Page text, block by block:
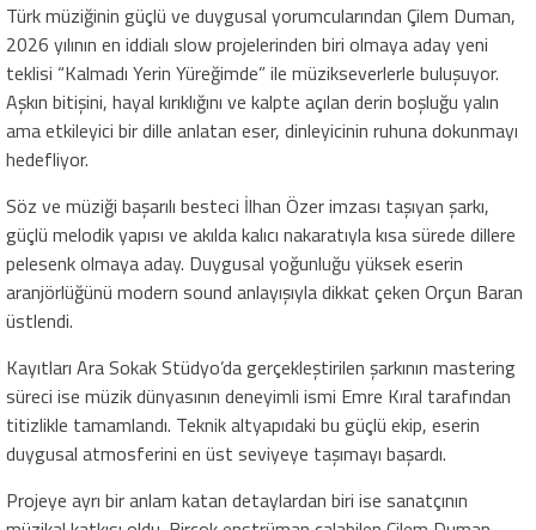
Türk müziğinin güçlü ve duygusal yorumcularından Çilem Duman,
2026 yılının en iddialı slow projelerinden biri olmaya aday yeni
teklisi “Kalmadı Yerin Yüreğimde” ile müzikseverlerle buluşuyor.
Aşkın bitişini, hayal kırıklığını ve kalpte açılan derin boşluğu yalın
ama etkileyici bir dille anlatan eser, dinleyicinin ruhuna dokunmayı
hedefliyor.
Söz ve müziği başarılı besteci İlhan Özer imzası taşıyan şarkı,
güçlü melodik yapısı ve akılda kalıcı nakaratıyla kısa sürede dillere
pelesenk olmaya aday. Duygusal yoğunluğu yüksek eserin
aranjörlüğünü modern sound anlayışıyla dikkat çeken Orçun Baran
üstlendi.
Kayıtları Ara Sokak Stüdyo’da gerçekleştirilen şarkının mastering
süreci ise müzik dünyasının deneyimli ismi Emre Kıral tarafından
titizlikle tamamlandı. Teknik altyapıdaki bu güçlü ekip, eserin
duygusal atmosferini en üst seviyeye taşımayı başardı.
Projeye ayrı bir anlam katan detaylardan biri ise sanatçının